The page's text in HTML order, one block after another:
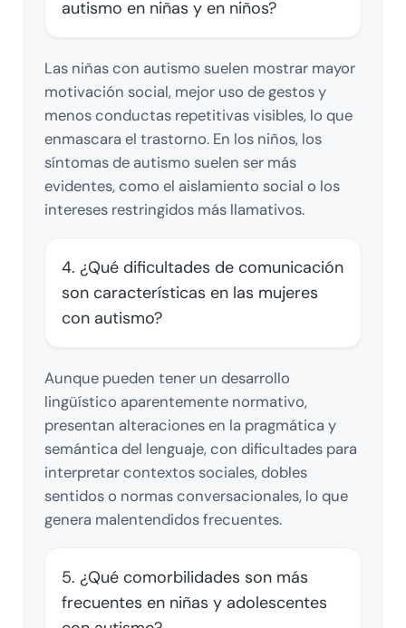
autismo en niñas y en niños?
Las niñas con autismo suelen mostrar mayor
motivación social, mejor uso de gestos y
menos conductas repetitivas visibles, lo que
enmascara el trastorno. En los niños, los
síntomas de autismo suelen ser más
evidentes, como el aislamiento social o los
intereses restringidos más llamativos.
4. ¿Qué dificultades de comunicación
son características en las mujeres
con autismo?
Aunque pueden tener un desarrollo
lingüístico aparentemente normativo,
presentan alteraciones en la pragmática y
semántica del lenguaje, con dificultades para
interpretar contextos sociales, dobles
sentidos o normas conversacionales, lo que
genera malentendidos frecuentes.
5. ¿Qué comorbilidades son más
frecuentes en niñas y adolescentes